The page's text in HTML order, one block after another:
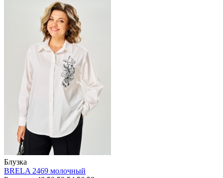
Блузка
BRELA 2469 молочный